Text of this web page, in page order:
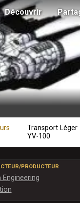
Découvrir
Transport Léger
YV-100
PRODUCTEUR
Engineering